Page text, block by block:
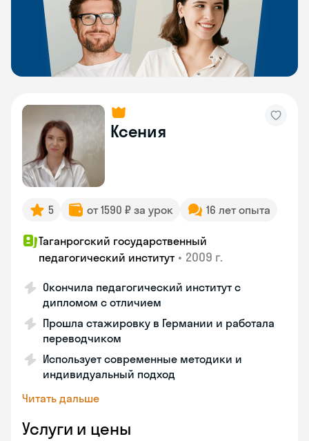
Ксения
5 от 1590 ₽ за урок 16 лет опыта
Таганрогский государственный
педагогический институт • 2009 г.
Окончила педагогический институт с
дипломом с отличием
Прошла стажировку в Германии и работала
переводчиком
Использует современные методики и
индивидуальный подход
Читать дальше
Услуги и цены